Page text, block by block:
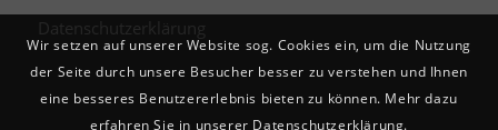
Datenschutzerklärung
Wir setzen auf unserer Website sog. Cookies ein, um die Nutzung
der Seite durch unsere Besucher besser zu verstehen und Ihnen
eine besseres Benutzererlebnis bieten zu können. Mehr dazu
erfahren Sie in unserer Datenschutzerklärung.